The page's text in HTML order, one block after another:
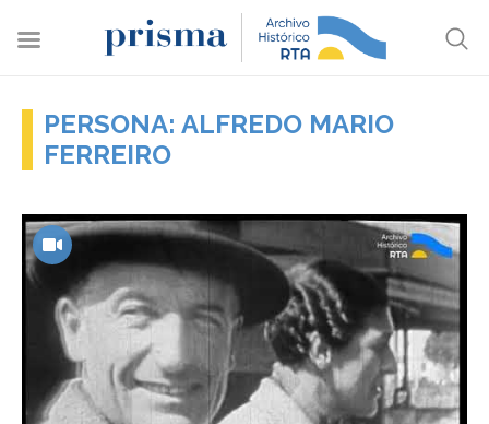
PERSONA: ALFREDO MARIO
FERREIRO